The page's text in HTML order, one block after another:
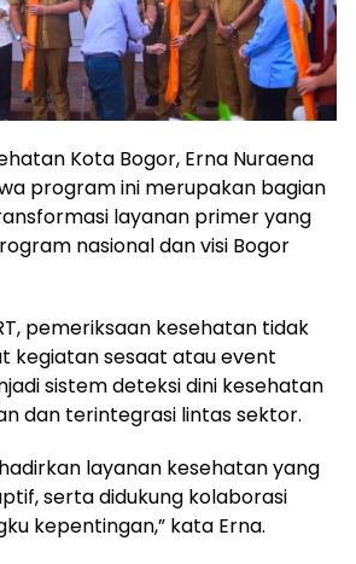
Kota Bogor, Erna Nuraena
program ini merupakan bagian
layanan primer yang
nasional dan visi Bogor
pemeriksaan kesehatan tidak
kegiatan sesaat atau event
sistem deteksi dini kesehatan
dan terintegrasi lintas sektor.
layanan kesehatan yang
serta didukung kolaborasi
kepentingan,” kata Erna.